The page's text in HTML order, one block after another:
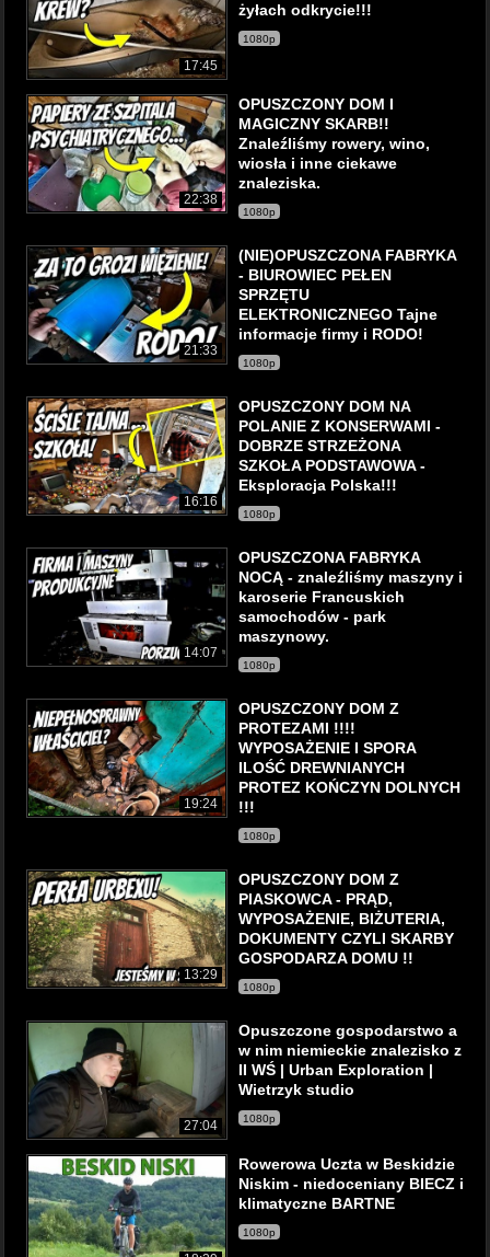
17:45
żyłach odkrycie!!!
1080p
22:38
OPUSZCZONY DOM I
MAGICZNY SKARB!!
Znaleźliśmy rowery, wino,
wiosła i inne ciekawe
znaleziska.
1080p
21:33
(NIE)OPUSZCZONA FABRYKA
- BIUROWIEC PEŁEN
SPRZĘTU
ELEKTRONICZNEGO Tajne
informacje firmy i RODO!
1080p
16:16
OPUSZCZONY DOM NA
POLANIE Z KONSERWAMI -
DOBRZE STRZEŻONA
SZKOŁA PODSTAWOWA -
Eksploracja Polska!!!
1080p
14:07
OPUSZCZONA FABRYKA
NOCĄ - znaleźliśmy maszyny i
karoserie Francuskich
samochodów - park
maszynowy.
1080p
19:24
OPUSZCZONY DOM Z
PROTEZAMI !!!!
WYPOSAŻENIE I SPORA
ILOŚĆ DREWNIANYCH
PROTEZ KOŃCZYN DOLNYCH
!!!
1080p
13:29
OPUSZCZONY DOM Z
PIASKOWCA - PRĄD,
WYPOSAŻENIE, BIŻUTERIA,
DOKUMENTY CZYLI SKARBY
GOSPODARZA DOMU !!
1080p
27:04
Opuszczone gospodarstwo a
w nim niemieckie znalezisko z
II WŚ | Urban Exploration |
Wietrzyk studio
1080p
Rowerowa Uczta w Beskidzie
Niskim - niedoceniany BIECZ i
klimatyczne BARTNE
1080p